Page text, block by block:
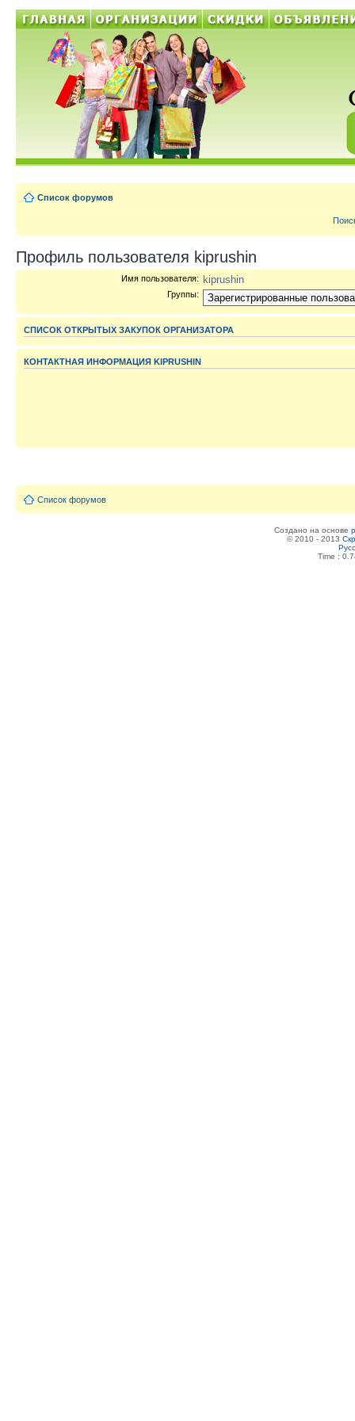
Список форумов
Профиль пользователя kiprushin
Имя пользователя: kiprushin
Группы:
СПИСОК ОТКРЫТЫХ ЗАКУПОК ОРГАНИЗАТОРА
КОНТАКТНАЯ ИНФОРМАЦИЯ KIPRUSHIN
Список форумов
Создано на основе
© 2010 - 2013
Time :